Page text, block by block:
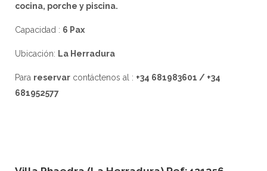
cocina, porche y piscina.
Capacidad : 6 Pax
Ubicación: La Herradura
Para reservarcontáctenos al : +34 681983601 / +34
681952577